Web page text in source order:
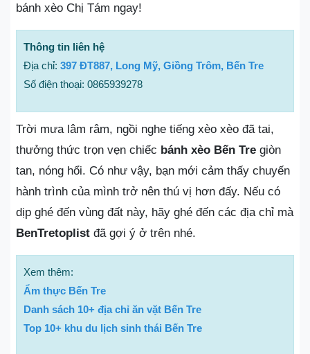
bánh xèo Chị Tám ngay!
Thông tin liên hệ
Địa chỉ: 397 ĐT887, Long Mỹ, Giồng Trôm, Bến Tre
Số điện thoại: 0865939278
Trời mưa lâm râm, ngồi nghe tiếng xèo xèo đã tai,
thưởng thức trọn vẹn chiếc bánh xèo Bến Tre giòn
tan, nóng hổi. Có như vậy, bạn mới cảm thấy chuyến
hành trình của mình trở nên thú vị hơn đấy. Nếu có
dịp ghé đến vùng đất này, hãy ghé đến các địa chỉ mà
BenTretoplist đã gợi ý ở trên nhé.
Xem thêm:
Ẩm thực Bến Tre
Danh sách 10+ địa chỉ ăn vặt Bến Tre
Top 10+ khu du lịch sinh thái Bến Tre